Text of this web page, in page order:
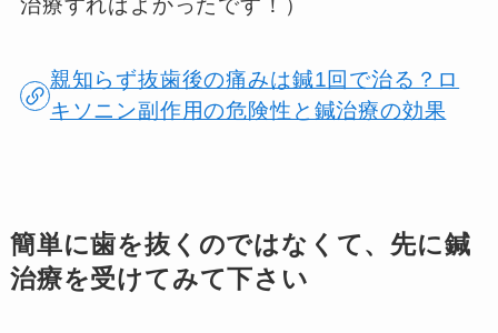
治療すればよかったです！）
親知らず抜歯後の痛みは鍼1回で治る？ロ
キソニン副作用の危険性と鍼治療の効果
簡単に歯を抜くのではなくて、先に鍼
治療を受けてみて下さい